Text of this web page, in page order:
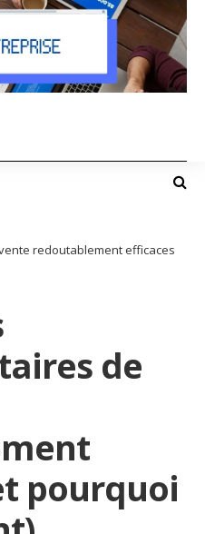
redoutablement efficaces
de
pourquoi